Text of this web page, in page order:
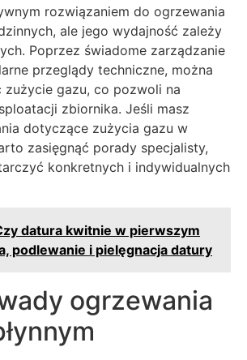
rozwiązaniem do ogrzewania
ale jego wydajność zależy
Poprzez świadome zarządzanie
przeglądy techniczne, można
gazu, co pozwoli na
zbiornika. Jeśli masz
dotyczące zużycia gazu w
zasięgnąć porady specjalisty,
konkretnych i indywidualnych
datura kwitnie w pierwszym
podlewanie i pielęgnacja datury
ogrzewania